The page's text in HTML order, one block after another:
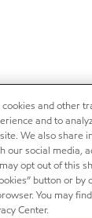
and other
and to
We also share
our social media,
opt out of this
button or
You may
Center.